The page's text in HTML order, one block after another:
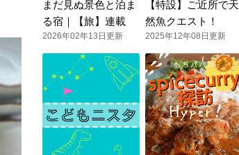
まだ見ぬ景色と泊ま
る宿｜【旅】連載
2026年02年13日更新
【特設】ご近所で天
然魚クエスト！
2025年12年08日更新